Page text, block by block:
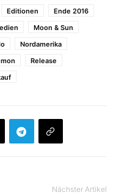
Editionen
Ende 2016
Moon & Sun
Nordamerika
Release
Nächster Artikel